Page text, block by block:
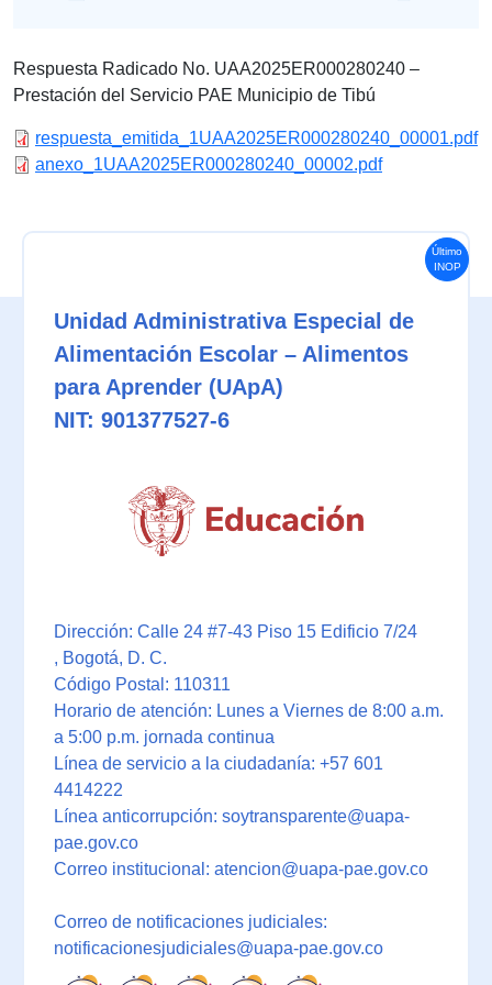
Último
INOP
Respuesta Radicado No. UAA2025ER000280240 –
Prestación del Servicio PAE Municipio de Tibú
respuesta_emitida_1UAA2025ER000280240_00001.pdf
anexo_1UAA2025ER000280240_00002.pdf
Unidad Administrativa Especial de
Alimentación Escolar – Alimentos
para Aprender (UApA)
NIT: 901377527-6
Dirección: Calle 24 #7-43 Piso 15 Edificio 7/24
, Bogotá, D. C.
Código Postal: 110311
Horario de atención: Lunes a Viernes de 8:00 a.m.
a 5:00 p.m. jornada continua
Línea de servicio a la ciudadanía: +57 601
4414222
Línea anticorrupción: soytransparente@uapa-
pae.gov.co
Correo institucional: atencion@uapa-pae.gov.co
Correo de notificaciones judiciales:
notificacionesjudiciales@uapa-pae.gov.co